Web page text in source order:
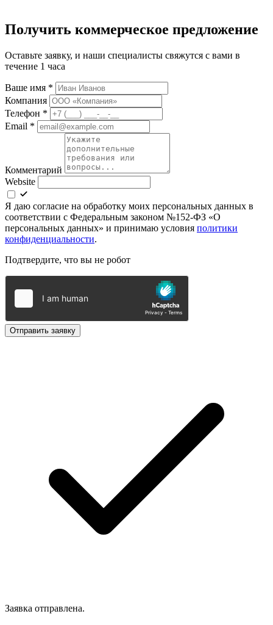
Получить коммерческое предложение
Оставьте заявку, и наши специалисты свяжутся с вами в
течение 1 часа
Ваше имя *
Компания
Телефон *
Email *
Комментарий
Website
Я даю согласие на обработку моих персональных данных в
соответствии с Федеральным законом №152-ФЗ «О
персональных данных» и принимаю условия политики
конфиденциальности.
Подтвердите, что вы не робот
Отправить заявку
Заявка отправлена.